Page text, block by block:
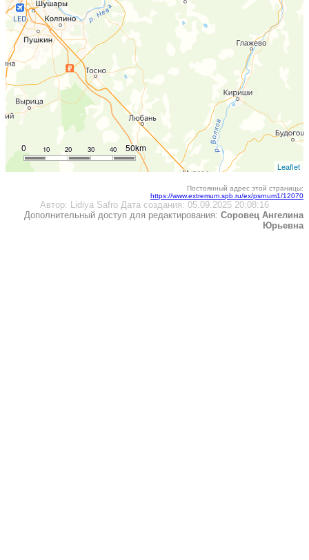
10
0 20 30 40 50km
Leaflet
Постоянный адрес этой страницы:
https://www.extremum.spb.ru/ex/psrnum1/12070
Автор: Lidiya Safro Дата создания: 05.09.2025 20:08:16
Дополнительный доступ для редактирования: Соровец Ангелина
Юрьевна